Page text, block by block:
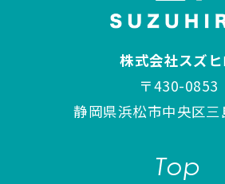
株式会社スズヒ
〒430-0853
静岡県浜松市中央区
Top